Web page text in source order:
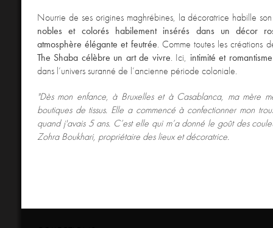
Nourrie de ses origines maghrébines, la décoratrice habille
nobles et colorés habilement insérés dans un décor
atmosphère élégante et feutrée. Comme toutes les créations
The Shaba célèbre un art de vivre. Ici, intimité et romantisme
dans l’univers suranné de l’ancienne période coloniale.
"Dès mon enfance, à Bruxelles et à Casablanca, ma mère
boutiques de tissus. Elle a commencé à confectionner mon
quand j'avais 5 ans. C’est elle qui m’a donné le goût des
Zohra Boukhari, propriétaire des lieux et décoratrice.